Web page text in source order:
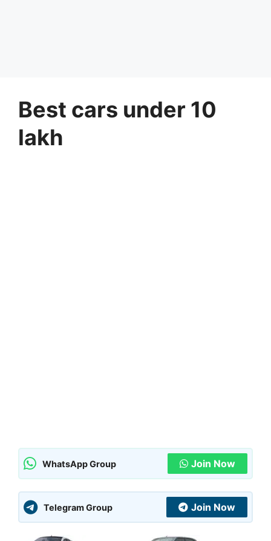
Best cars under 10
lakh
WhatsApp Group Join Now
Telegram Group Join Now